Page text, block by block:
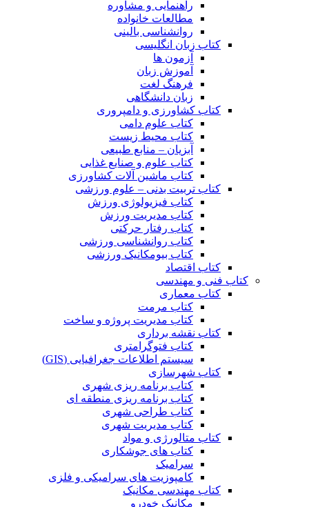
راهنمایی و مشاوره
مطالعات خانواده
روانشناسی بالینی
کتاب زبان انگلیسی
آزمون ها
آموزش زبان
فرهنگ لغت
زبان دانشگاهی
کتاب کشاورزی و دامپروری
کتاب علوم دامی
کتاب محیط زیست
آبزیان – منابع طبیعی
کتاب علوم و صنایع غذایی
کتاب ماشین آلات کشاورزی
کتاب تربیت بدنی – علوم ورزشی
کتاب فیزیولوژی ورزش
کتاب مدیریت ورزش
کتاب رفتار حرکتی
کتاب روانشناسی ورزشی
کتاب بیومکانیک ورزشی
کتاب اقتصاد
کتاب فنی و مهندسی
کتاب معماری
کتاب مرمت
کتاب مدیریت پروژه و ساخت
کتاب نقشه برداری
کتاب فتوگرامتری
سیستم اطلاعات جغرافیایی (GIS)
کتاب شهرسازی
کتاب برنامه ریزی شهری
کتاب برنامه ریزی منطقه ای
کتاب طراحی شهری
کتاب مدیریت شهری
کتاب متالورژی و مواد
کتاب های جوشکاری
سرامیک
کامپوزیت های سرامیکی و فلزی
کتاب مهندسی مکانیک
مکانیک خودرو